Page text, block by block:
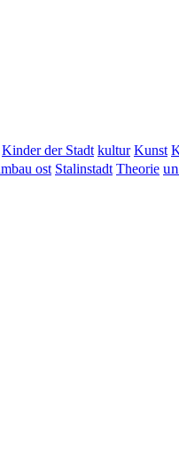
Kinder der Stadt kultur Kunst
ost Stalinstadt Theorie